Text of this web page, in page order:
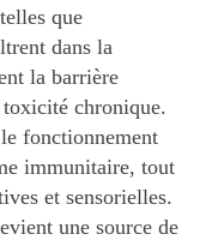
que
dans la
la barrière
chronique.
fonctionnement
immunitaire, tout
et sensorielles.
une source de